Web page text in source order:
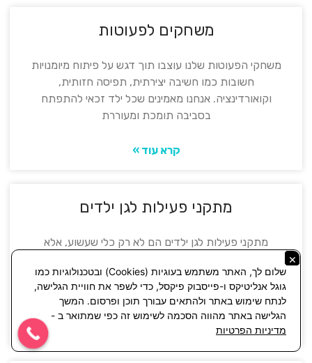
משחקים לפעוטות
משחקי הפעוטות שלנו עוצבו תוך דגש על פיתוח מיומנויות
חשובות כמו חשיבה יצירתית, תפיסה חזותית,
וקואורדינציה. אנחנו מאמינים שכל ילד זכאי להתפתח
בסביבה תומכת ומעוררת
קרא עוד »
מתקני פעילות לגן ילדים
מתקני פעילות לגן ילדים הם לא רק כלי שעשוע, אלא
וקוגניטיביות. אנו מבינים את החשיבות של פעילות גופנית
בגיל
×
שלום לך, האתר משתמש בעוגיות (Cookies) ובטכנולוגיות כמו
גוגל אנליטיקס ו-פייסבוק פיקסל, כדי לשפר את חוויית הגלישה,
לנתח שימוש באתר ולהתאים עבורך תוכן ופרסום. המשך
הגלישה באתר מהווה הסכמה לשימוש זה כפי שמתואר ב -
מדיניות הפרטיות